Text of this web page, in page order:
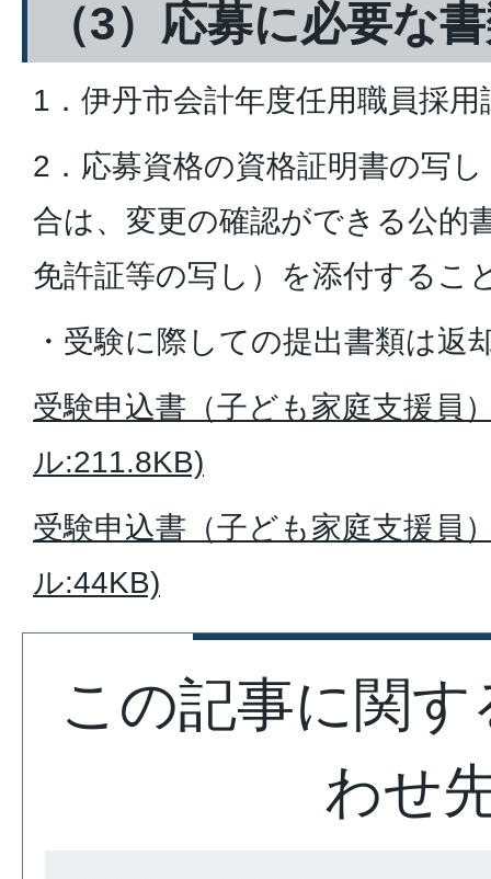
（3）応募に必要な
1．伊丹市会計年度任用職員採
2．応募資格の資格証明書の写
合は、変更の確認ができる公的
免許証等の写し）を添付するこ
・受験に際しての提出書類は返
受験申込書（子ども家庭支援員
ル:211.8KB)
受験申込書（子ども家庭支援員
ル:44KB)
この記事に関
わせ